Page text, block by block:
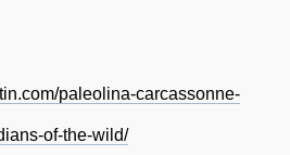
paleolina-carcassonne-
of-the-wild/